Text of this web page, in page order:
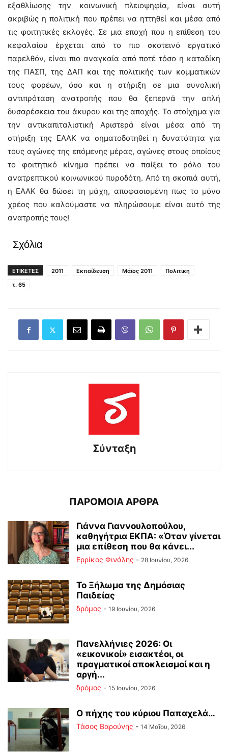
εξαθλίωσης την κοινωνική πλειοψηφία, είναι αυτή
ακριβώς η πολιτική που πρέπει να ηττηθεί και μέσα από
τις φοιτητικές εκλογές. Σε μια εποχή που η επίθεση του
κεφαλαίου έρχεται από το πιο σκοτεινό εργατικό
παρελθόν, είναι πιο αναγκαία από ποτέ τόσο η καταδίκη
της ΠΑΣΠ, της ΔΑΠ και της πολιτικής των κομματικών
τους φορέων, όσο και η στήριξη σε μια συνολική
αντιπρόταση ανατροπής που θα ξεπερνά την απλή
δυσαρέσκεια του άκυρου και της αποχής. Το στοίχημα για
την αντικαπιταλιστική Αριστερά είναι μέσα από τη
στήριξη της ΕΑΑΚ να σηματοδοτηθεί η δυνατότητα για
τους αγώνες της επόμενης μέρας, αγώνες στους οποίους
το φοιτητικό κίνημα πρέπει να παίξει το ρόλο του
ανατρεπτικού κοινωνικού πυροδότη. Από τη σκοπιά αυτή,
η ΕΑΑΚ θα δώσει τη μάχη, αποφασισμένη πως το μόνο
χρέος που καλούμαστε να πληρώσουμε είναι αυτό της
ανατροπής τους!
Σχόλια
ΕΤΙΚΕΤΕΣ 2011 Εκπαίδευση Μάϊος 2011
Πολιτικη
τ. 65
Σύνταξη
ΠΑΡΟΜΟΙΑ ΑΡΘΡΑ
Γιάννα Γιαννουλοπούλου,
καθηγήτρια ΕΚΠΑ: «Όταν γίνεται
μια επίθεση που θα κάνει...
Ερρίκος Φινάλης - 28 Ιουνίου, 2026
Το Ξήλωμα της Δημόσιας
Παιδείας
δρόμος - 19 Ιουνίου, 2026
Πανελλήνιες 2026: Οι
«εικονικοί» εισακτέοι, οι
πραγματικοί αποκλεισμοί και η
αργή...
δρόμος - 15 Ιουνίου, 2026
Ο πήχης του κύριου Παπαχελά…
Τάσος Βαρούνης - 14 Μαΐου, 2026